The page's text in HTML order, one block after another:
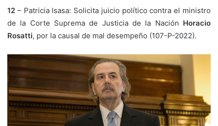
12 – Patricia Isasa: Solicita juicio político contra el ministro
de la Corte Suprema de Justicia de la Nación Horacio
Rosatti, por la causal de mal desempeño (107-P-2022).